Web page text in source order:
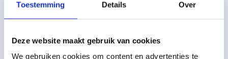
Toestemming Details Over
Deze website maakt gebruik van cookies
We gebruiken cookies om content en advertenties te
consumentenvoorkeuren, is het belangrijk om flexibel te
augmented reality of nieuwe sociale mediaplatforms